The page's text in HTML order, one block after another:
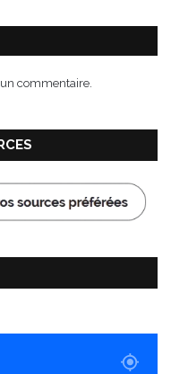
commentaire.